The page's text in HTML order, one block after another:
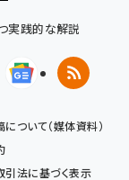
実践的な解説
Googleニュ
RSS
ついて（媒体資料）
引法に基づく表示